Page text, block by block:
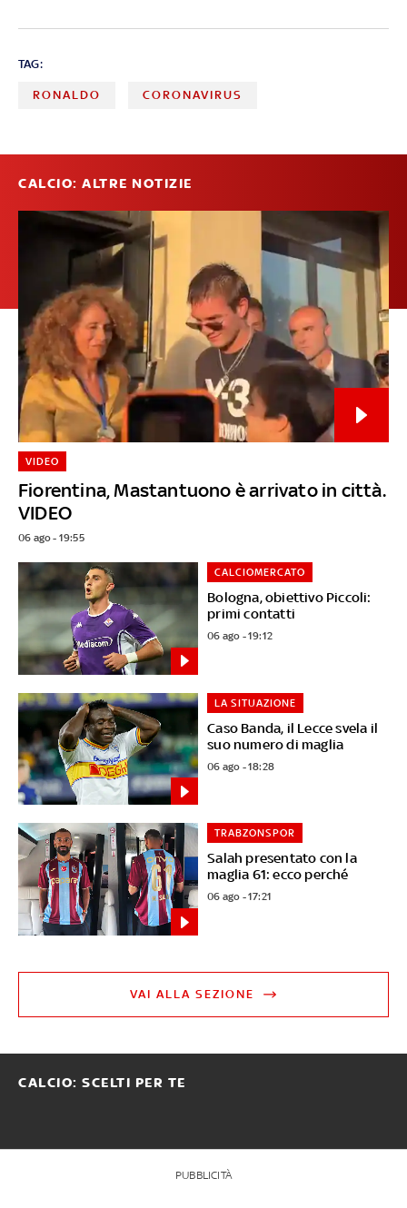
TAG:
RONALDO CORONAVIRUS
CALCIO: ALTRE NOTIZIE
Fiorentina, Mastantuono è arrivato in città.
VIDEO
VIDEO
06 ago - 19:55
Bologna, obiettivo Piccoli:
primi contatti
CALCIOMERCATO
06 ago - 19:12
Caso Banda, il Lecce svela il
suo numero di maglia
LA SITUAZIONE
06 ago - 18:28
Salah presentato con la
maglia 61: ecco perché
TRABZONSPOR
06 ago - 17:21
VAI ALLA SEZIONE
CALCIO: SCELTI PER TE
PUBBLICITÀ